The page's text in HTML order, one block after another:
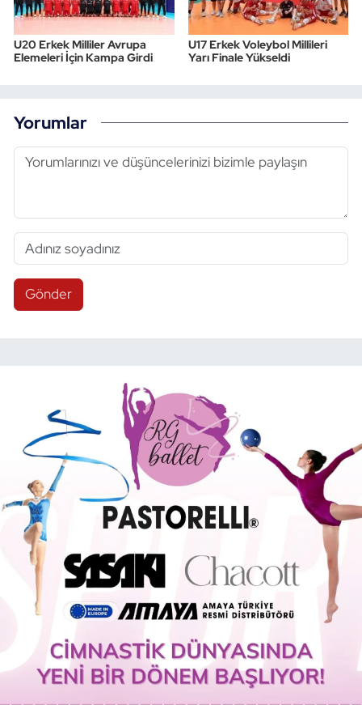
U20 Erkek Milliler Avrupa
Elemeleri İçin Kampa Girdi
U17 Erkek Voleybol Millileri
Yarı Finale Yükseldi
Yorumlar
Gönder